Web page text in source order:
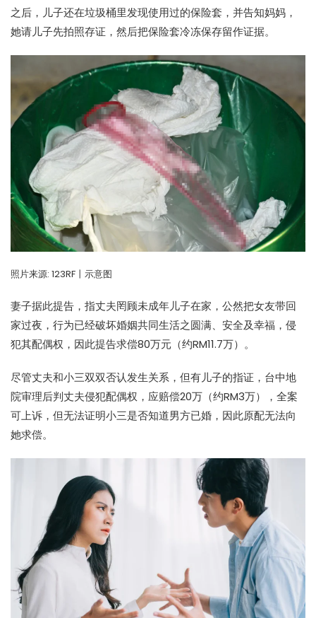
之后，儿子还在垃圾桶里发现使用过的保险套，并告知妈妈，
她请儿子先拍照存证，然后把保险套冷冻保存留作证据。
照片来源: 123RF丨示意图
妻子据此提告，指丈夫罔顾未成年儿子在家，公然把女友带回
家过夜，行为已经破坏婚姻共同生活之圆满、安全及幸福，侵
犯其配偶权，因此提告求偿80万元（约RM11.7万）。
尽管丈夫和小三双双否认发生关系，但有儿子的指证，台中地
院审理后判丈夫侵犯配偶权，应赔偿20万（约RM3万），全案
可上诉，但无法证明小三是否知道男方已婚，因此原配无法向
她求偿。